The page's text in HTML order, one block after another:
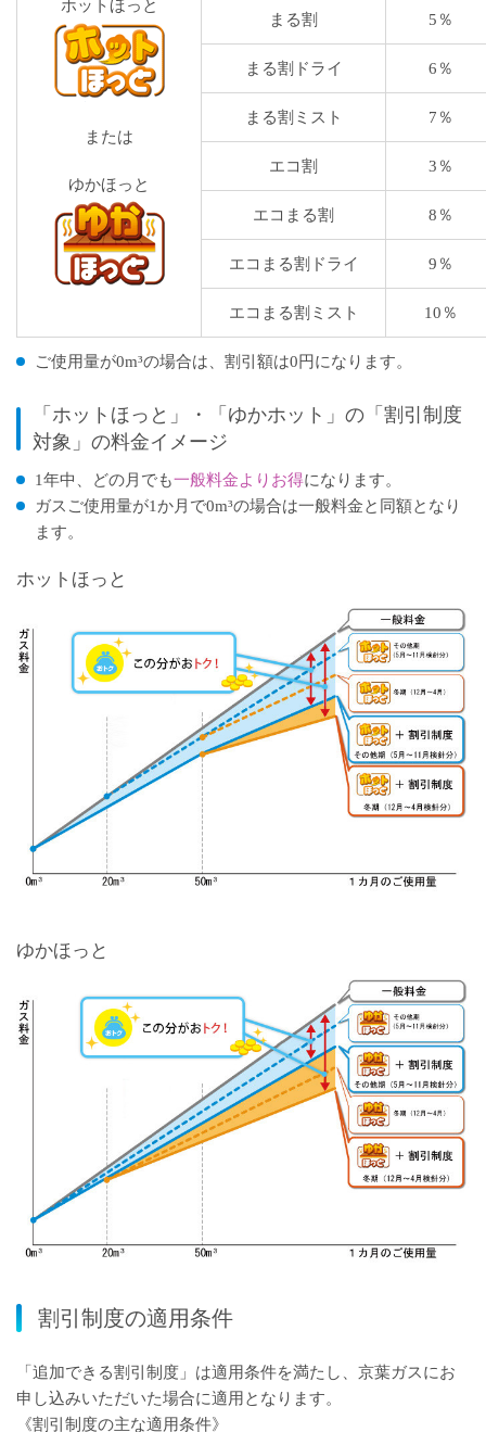
ホットほっと
または
ゆかほっと
まる割 5％
まる割ドライ 6％
まる割ミスト 7％
エコ割 3％
エコまる割 8％
エコまる割ドライ 9％
エコまる割ミスト 10％
ご使用量が0m³の場合は、割引額は0円になります。
「ホットほっと」・「ゆかホット」の「割引制度
対象」の料金イメージ
1年中、どの月でも一般料金よりお得になります。
ガスご使用量が1か月で0m³の場合は一般料金と同額となり
ます。
ホットほっと
ゆかほっと
割引制度の適用条件
「追加できる割引制度」は適用条件を満たし、京葉ガスにお
申し込みいただいた場合に適用となります。
《割引制度の主な適用条件》